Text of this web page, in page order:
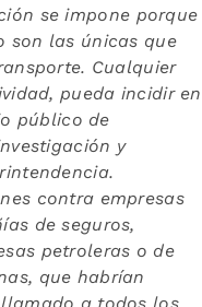
se impone porque
son las únicas que
Cualquier
pueda incidir en
público de
y
contra empresas
de seguros,
petroleras o de
que habrían